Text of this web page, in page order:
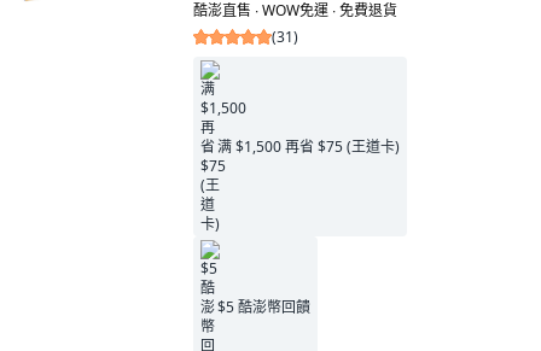
酷澎直售 ∙ WOW免運 ∙ 免費退貨
(31)
满 $1,500 再省 $75 (王道卡)
$5 酷澎幣回饋